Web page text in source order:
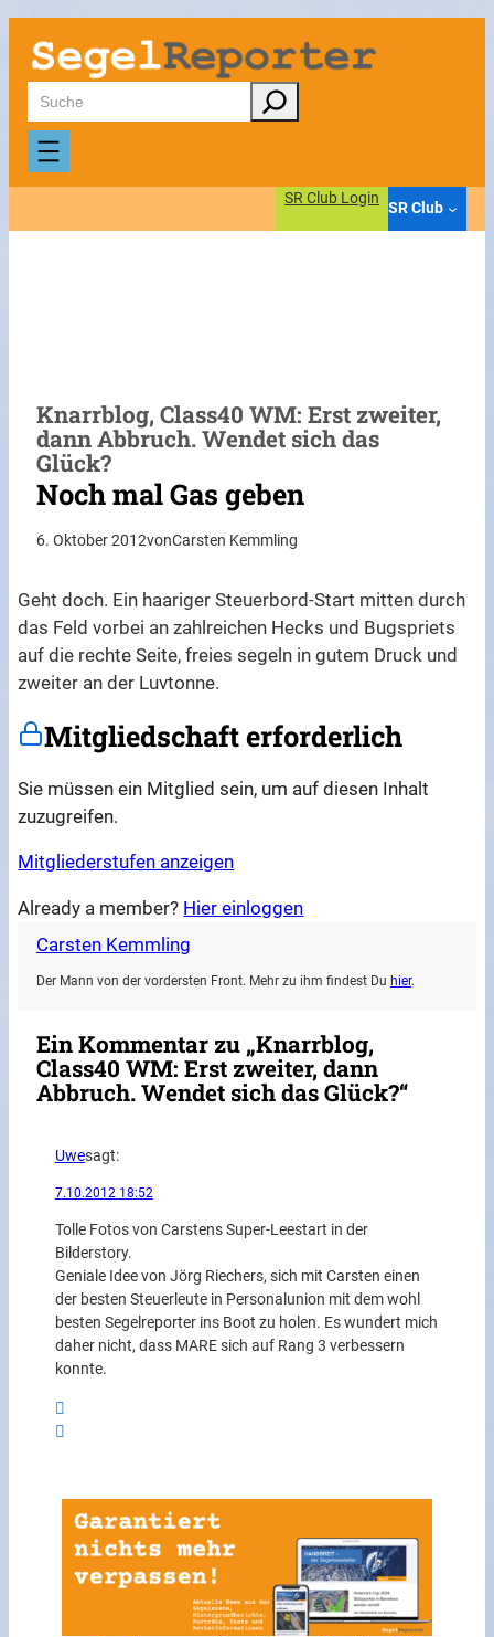
Zum
Inhalt
springen
Suchen
SR Club Login
SR Club
Knarrblog, Class40 WM: Erst zweiter,
dann Abbruch. Wendet sich das
Glück?
Noch mal Gas geben
6. Oktober 2012vonCarsten Kemmling
Geht doch. Ein haariger Steuerbord-Start mitten durch
das Feld vorbei an zahlreichen Hecks und Bugspriets
auf die rechte Seite, freies segeln in gutem Druck und
zweiter an der Luvtonne.
Mitgliedschaft erforderlich
Sie müssen ein Mitglied sein, um auf diesen Inhalt
zuzugreifen.
Mitgliederstufen anzeigen
Already a member? Hier einloggen
Carsten Kemmling
Der Mann von der vordersten Front. Mehr zu ihm findest Du hier.
Ein Kommentar zu „Knarrblog,
Class40 WM: Erst zweiter, dann
Abbruch. Wendet sich das Glück?“
Uwesagt:
7.10.2012 18:52
Tolle Fotos von Carstens Super-Leestart in der
Bilderstory.
Geniale Idee von Jörg Riechers, sich mit Carsten einen
der besten Steuerleute in Personalunion mit dem wohl
besten Segelreporter ins Boot zu holen. Es wundert mich
daher nicht, dass MARE sich auf Rang 3 verbessern
konnte.